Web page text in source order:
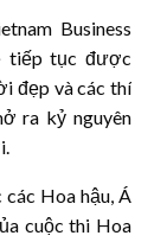
Business
tiếp tục được
đẹp và các thí
ra kỷ nguyên
Hoa hậu, Á
cuộc thi Hoa